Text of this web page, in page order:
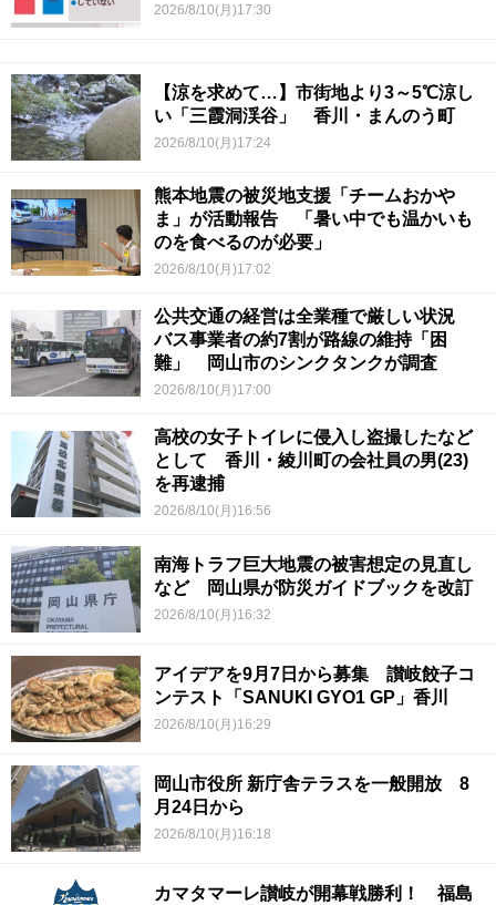
2026/8/10(月)17:30
【涼を求めて…】市街地より3～5℃涼し
い「三霞洞渓谷」 香川・まんのう町
2026/8/10(月)17:24
熊本地震の被災地支援「チームおかや
ま」が活動報告 「暑い中でも温かいも
のを食べるのが必要」
2026/8/10(月)17:02
公共交通の経営は全業種で厳しい状況
バス事業者の約7割が路線の維持「困
難」 岡山市のシンクタンクが調査
2026/8/10(月)17:00
高校の女子トイレに侵入し盗撮したなど
として 香川・綾川町の会社員の男(23)
を再逮捕
2026/8/10(月)16:56
南海トラフ巨大地震の被害想定の見直し
など 岡山県が防災ガイドブックを改訂
2026/8/10(月)16:32
アイデアを9月7日から募集 讃岐餃子コ
ンテスト「SANUKI GYO1 GP」香川
2026/8/10(月)16:29
岡山市役所 新庁舎テラスを一般開放 8
月24日から
2026/8/10(月)16:18
カマタマーレ讃岐が開幕戦勝利！ 福島